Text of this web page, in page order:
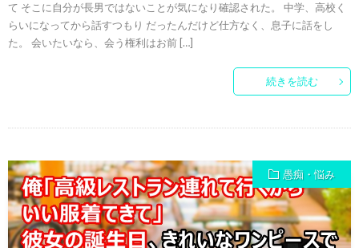
て そこに自分が長男ではないことが気になり確認された。 中学、高校く
らいになってから話すつもり だったんだけど仕方なく、息子に話をし
た。 会いたいなら、会う権利はお前 […]
続きを読む
愚痴・悩み